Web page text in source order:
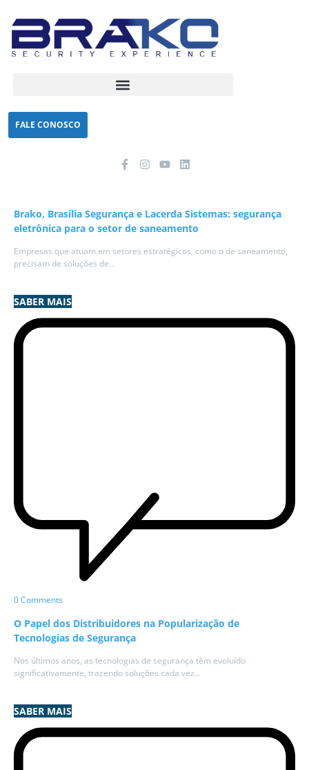
FALE CONOSCO
Brako, Brasília Segurança e Lacerda Sistemas: segurança
eletrônica para o setor de saneamento
Empresas que atuam em setores estratégicos, como o de saneamento,
precisam de soluções de...
SABER MAIS
0 Comments
O Papel dos Distribuidores na Popularização de
Tecnologias de Segurança
Nos últimos anos, as tecnologias de segurança têm evoluído
significativamente, trazendo soluções cada vez...
SABER MAIS